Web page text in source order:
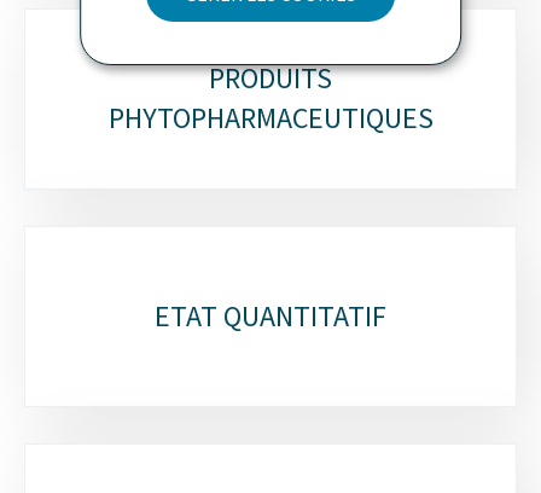
PRODUITS
PHYTOPHARMACEUTIQUES
ETAT QUANTITATIF